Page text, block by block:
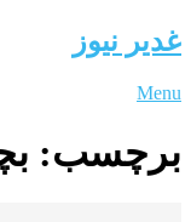
غدیر نیوز
Menu
برچسب: